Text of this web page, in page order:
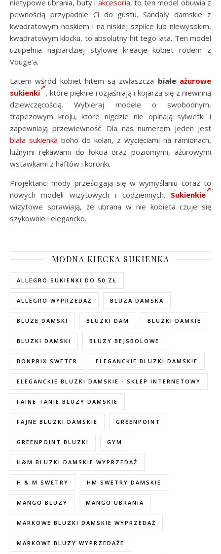
nietypowe ubrania, buty i akcesoria, to ten model obuwia z
pewnością przypadnie Ci do gustu. Sandały damskie z
kwadratowym noskiem i na niskiej szpilce lub niewysokim,
kwadratowym klocku, to absolutny hit tego lata. Ten model
uzupełnia najbardziej stylowe kreacje kobiet rodem z
Vouge’a.
Latem wśród kobiet hitem są zwłaszcza białe ażurowe
sukienki , które pięknie rozjaśniają i kojarzą się z niewinną
dziewczęcością. Wybieraj modele o swobodnym,
trapezowym kroju, które nigdzie nie opinają sylwetki i
zapewniają przewiewność. Dla nas numerem jeden jest
biała sukienka boho do kolan, z wycięciami na ramionach,
luźnymi rękawami do łokcia oraz poziomymi, ażurowymi
wstawkami z haftów i koronki.
Projektanci mody prześcigają się w wymyślaniu coraz to
nowych modeli wizytowych i codziennych. Sukienkie
wizytowe sprawiają, że ubrana w nie kobieta czuje się
szykownie i elegancko.
MODNA KIECKA SUKIENKA
ALLEGRO SUKIENKI DO 50 ZŁ
ALLEGRO WYPRZEDAŻ BLUZA DAMSKA
BLUZE DAMSKI BLUZKI DAM BLUZKI DAMKIE
BLUZKI DAMSKI BLUZY BEJSBOLOWE
BONPRIX SWETER ELEGANCKIE BLUZKI DAMSKIE
ELEGANCKIE BLUZKI DAMSKIE - SKLEP INTERNETOWY
FAINE TANIE BLUZY DAMSKIE
FAJNE BLUZKI DAMSKIE GREENPOINT
GREENPOINT BLUZKI GYM
H&M BLUZKI DAMSKIE WYPRZEDAŻ
H & M SWETRY HM SWETRY DAMSKIE
MANGO BLUZY MANGO UBRANIA
MARKOWE BLUZKI DAMSKIE WYPRZEDAŻ
MARKOWE BLUZY WYPRZEDAŻE